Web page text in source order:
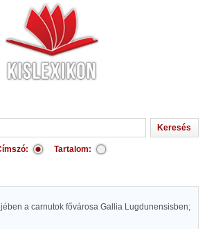
Tartalom:
a carnutok fővárosa Gallia Lugdunensisben;